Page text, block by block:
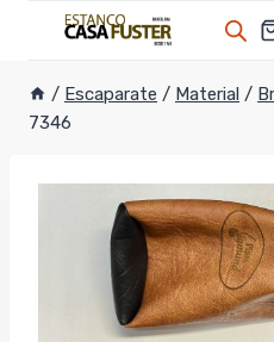
/ Escaparate / Material /
7346